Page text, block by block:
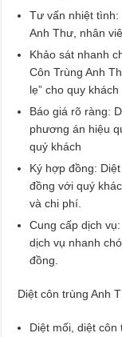
Tư vấn nhiệt tình:
Anh Thư, nhân
Khảo sát nhanh
Côn Trùng Anh
lẹ” cho quy khách
Báo giá rõ ràng:
phương án hiệu
quý khách
Ký hợp đồng:
đồng với quý
và chi phí.
Cung cấp dịch
dịch vụ nhanh
đồng.
Diệt côn trùng Anh
Diệt mối, diệt